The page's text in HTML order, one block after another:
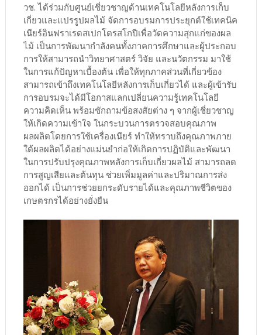
วช. ได้ร่วมกับศูนย์เชี่ยวชาญด้านเทคโนโลยีหลังการเก็บ
เกี่ยวและแปรรูปผลไม้ จัดการอบรมการประยุกต์ใช้เทคนิค
เนียร์อินฟราเรดสเปกโตรสโกปีเพื่อวัดความสุกแก่ของผล
ไม้ เป็นการพัฒนากำลังคนทั้งภาคการศึกษาและผู้ประกอบ
การให้สามารถนำวิทยาศาสตร์ วิจัย และนวัตกรรม มาใช้
ในการแก้ปัญหาเบื้องต้น เพื่อให้ทุกภาคส่วนที่เกี่ยวข้อง
สามารถเข้าถึงเทคโนโลยีหลังการเก็บเกี่ยวได้ และผู้เข้ารับ
การอบรมจะได้มีโอกาสแลกเปลี่ยนความรู้เทคโนโลยี
ความคิดเห็น พร้อมซักถามข้อสงสัยต่าง ๆ จากผู้เชี่ยวชาญ
ให้เกิดความเข้าใจ ในกระบวนการตรวจสอบคุณภาพ
ผลผลิตโดยการใช้เครื่องเนียร์ ทำให้ทราบถึงคุณภาพภาย
ใต้ผลผลิตได้อย่างแม่นยำก่อให้เกิดการปฏิบัติและพัฒนา
ในการปรับปรุงคุณภาพหลังการเก็บเกี่ยวผลไม้ สามารถลด
การสูญเสียและต้นทุน ช่วยเพิ่มมูลค่าและปริมาณการส่ง
ออกได้ เป็นการช่วยยกระดับรายได้และคุณภาพชีวิตของ
เกษตรกรได้อย่างยั่งยืน